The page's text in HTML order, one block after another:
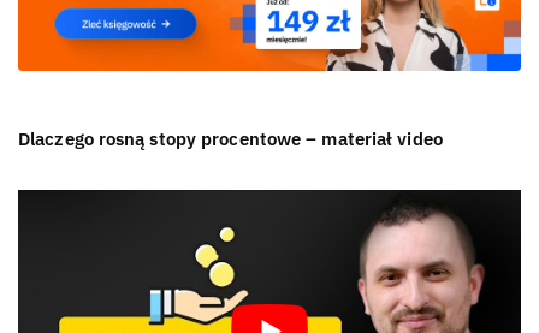
Dlaczego rosną stopy procentowe – materiał video